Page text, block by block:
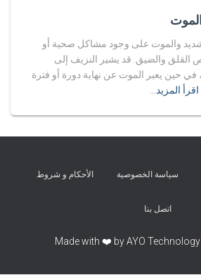
والموت على وجود مشاكل صحية أو
والضيق. قد يشير النزيف إلى
في حين يعبر الموت عن نهاية دورة أو فترة
اقرأ المزيد…
سياسة الخصوصية الأحكام و شروط
اتصل بنا